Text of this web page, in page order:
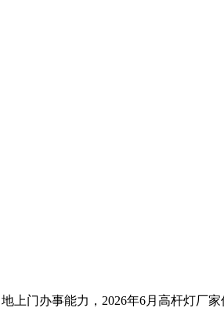
门办事能力，2026年6月高杆灯厂家